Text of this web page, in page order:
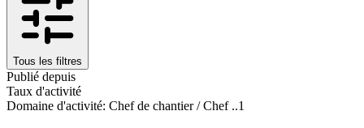
Tous les filtres
Publié depuis
Taux d'activité
Domaine d'activité: Chef de chantier / Chef ..1